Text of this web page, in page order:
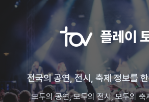
플레이
전국의 공연, 전시, 축제 정보를
모두의 공연, 모두의 전시, 모두의 축